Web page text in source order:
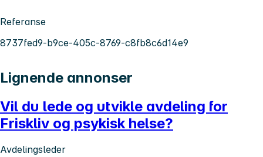
Referanse
8737fed9-b9ce-405c-8769-c8fb8c6d14e9
Lignende annonser
Vil du lede og utvikle avdeling for
Friskliv og psykisk helse?
Avdelingsleder